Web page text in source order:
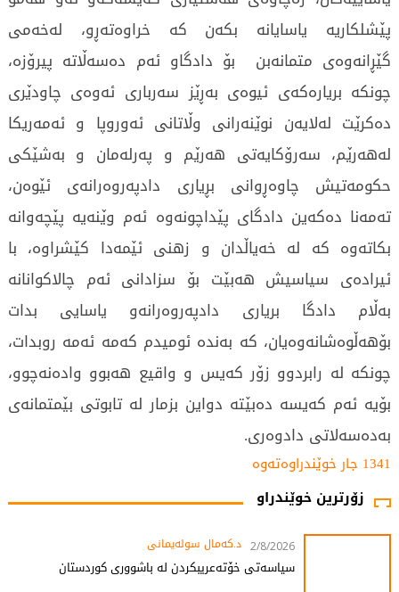
پێشلكاریە یاسایانە بکەن کە خراوەتەڕو، لەخەمی
گێڕانەوەی متمانەبن بۆ دادگاو ئەم دەسەڵاتە پیرۆزە،
چونکە بریارەكەی ئیوەی بەڕێز سەرباری ئەوەی چاودێری
دەكرێت لەلایەن نوێنەرانی وڵاتانی ئەوروپا و ئەمەریكا
لەهەرێم، سەرۆكایەتی هەرێم و پەرلەمان و بەشێكی
حكومەتیش چاوەڕوانی بڕیاری دادپەروەرانەی ئێوەن،
تەمەنا دەكەین دادگای پێداچونەوە ئەم وێنەیە پێچەوانە
بكاتەوە کە لە خەیاڵدان و زهنی ئێمەدا كێشراوە، با
ئیرادەی سیاسیش هەبێت بۆ سزادانی ئەم چالاكوانانە
بەڵام دادگا بریاری دادپەروەرانەو یاسایی بدات
بۆهەڵوەشانەوەیان، كە بەندە ئومیدم كەمە ئەمە روبدات،
چونكە لە رابردوو زۆر كەیس و واقیع هەبوو وادەنەچوو،
بۆیە ئەم كەیسە دەبێتە دواین بزمار لە تابوتی بێمتمانەی
بەدەسەلاتی دادوەری.
1341 جار خوێندراوەتەوە
زۆرترین خوێندراو
2/8/2026 د.کەمال سولەیمانی
سیاسەتی خۆتەعریبکردن لە باشووری کوردستان